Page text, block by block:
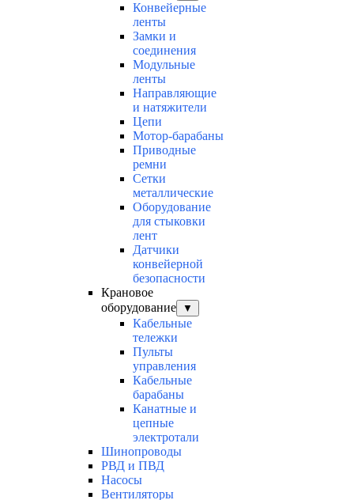
Конвейерные
ленты
Замки и
соединения
Модульные
ленты
Направляющие
и натяжители
Цепи
Мотор-барабаны
Приводные
ремни
Сетки
металлические
Оборудование
для стыковки
лент
Датчики
конвейерной
безопасности
Крановое
оборудование
▼
Кабельные
тележки
Пульты
управления
Кабельные
барабаны
Канатные и
цепные
электротали
Шинопроводы
РВД и ПВД
Насосы
Вентиляторы